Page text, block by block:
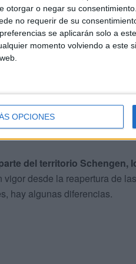
otorgar o negar su consentimiento.
no requerir de su
se aplicarán solo a
momento volviendo a este
OPCIONES
oficiales en la aplicación
lo que respecta a
en los puestos de control
del territorio Schengen,
desde la reapertura de
hay algunas diferencias.